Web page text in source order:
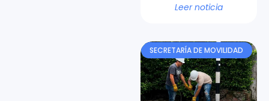
Leer noticia
SECRETARÍA DE MOVILIDAD